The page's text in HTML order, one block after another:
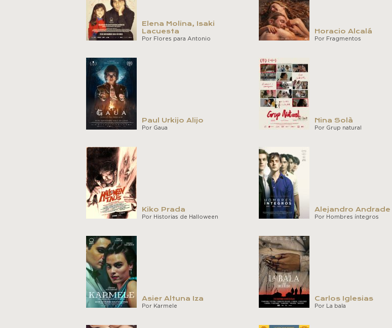
Elena Molina, Isaki
Lacuesta
Por Flores para Antonio
Horacio Alcalá
Por Fragmentos
Paul Urkijo Alijo
Por Gaua
Nina Solà
Por Grup natural
Kiko Prada
Por Historias de Halloween
Alejandro Andrade
Por Hombres íntegros
Asier Altuna Iza
Por Karmele
Carlos Iglesias
Por La bala